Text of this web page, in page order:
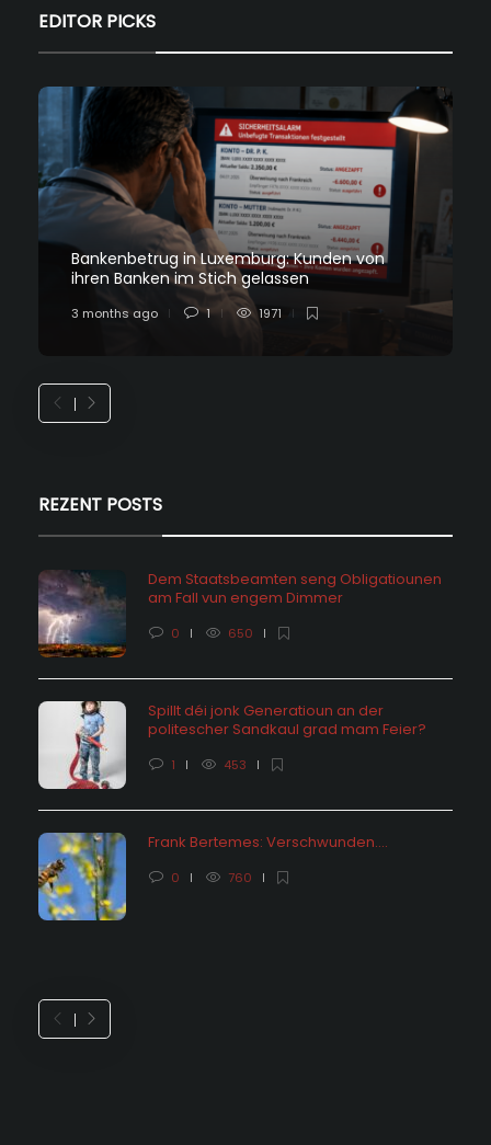
EDITOR PICKS
Bankenbetrug in Luxemburg: Kunden von
ihren Banken im Stich gelassen
3 months ago 1 1971
REZENT POSTS
Dem Staatsbeamten seng Obligatiounen
am Fall vun engem Dimmer
0 650
Spillt déi jonk Generatioun an der
politescher Sandkaul grad mam Feier?
1 453
Frank Bertemes: Verschwunden….
0 760